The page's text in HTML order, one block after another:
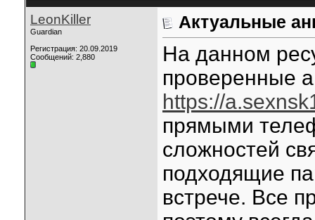
LeonKiller
Guardian
Регистрация: 20.09.2019
Сообщений: 2,880
Актуальные
На данном
проверенные
https://
прямыми
сложностей
подходящие
встрече. Все